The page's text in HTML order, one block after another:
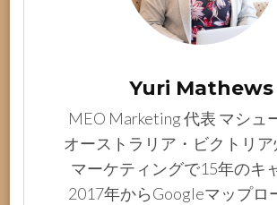
Yuri Mathews
MEO Marketing 代表 マシュ
オーストラリア・ビクトリア
マーケティングで15年のキ
2017年からGoogleマップロ